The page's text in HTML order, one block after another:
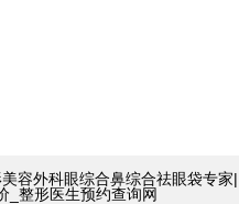
容外科眼综合鼻综合祛眼袋专家|
_整形医生预约查询网